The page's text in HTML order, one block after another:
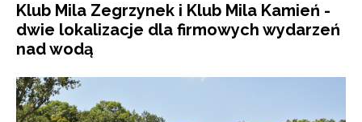
Klub Mila Zegrzynek i Klub Mila Kamień -
dwie lokalizacje dla firmowych wydarzeń
nad wodą